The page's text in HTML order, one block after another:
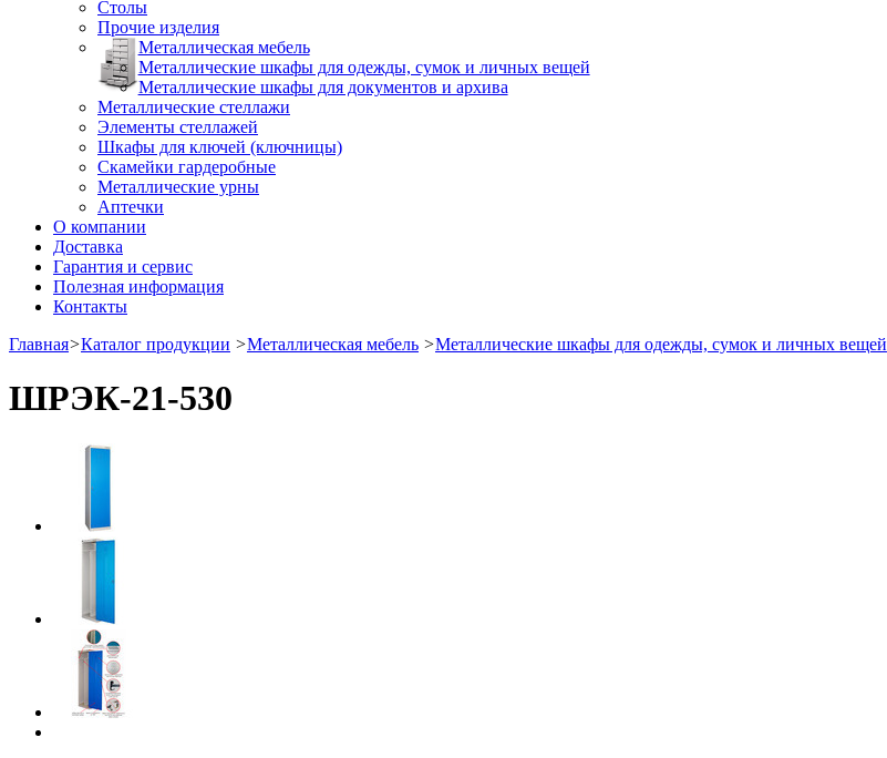
Столы
Прочие изделия
Металлическая мебель
Металлические шкафы для одежды, сумок и личных вещей
Металлические шкафы для документов и архива
Металлические стеллажи
Элементы стеллажей
Шкафы для ключей (ключницы)
Скамейки гардеробные
Металлические урны
Аптечки
О компании
Доставка
Гарантия и сервис
Полезная информация
Контакты
Главная>Каталог продукции >Металлическая мебель >Металлические шкафы для одежды, сумок и личных вещей
ШРЭК-21-530